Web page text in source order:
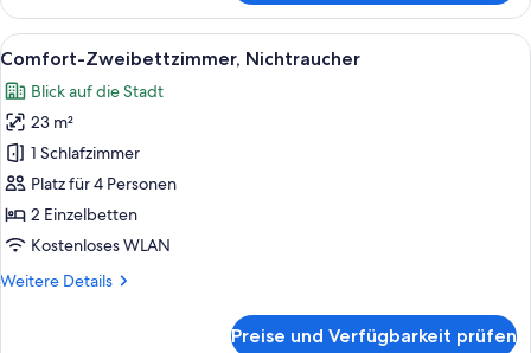
Nichtraucher
(Residential)
Alle
Fotos
für
Comfort-
Zweibettzimmer,
Nichtraucher
anzeigen
Ein modernes Schlafzimmer mit
20
Comfort-Zweibettzimmer, Nichtraucher
Blick auf die Stadt
23 m²
1 Schlafzimmer
Platz für 4 Personen
2 Einzelbetten
Kostenloses WLAN
Weitere Details
Weitere
Preise und Verfügbarkeit prüfen